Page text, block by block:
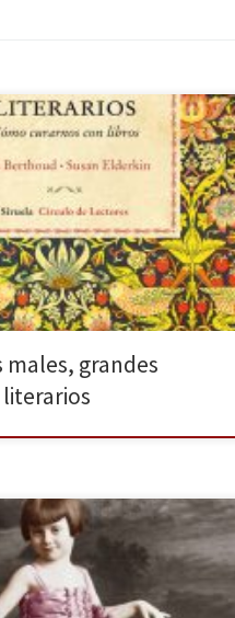
bibliófilos y bibliófilas y demás
de librerías y bibliotecas,
han tomado por locos cuando
único que necesitáis para curaros
que estemos estresados, que
o que nos hayamos roto […]
males, grandes
novela extraordinaria, cruda y
que su autor, Miljenko Jergovic, no
en su afán por contar de